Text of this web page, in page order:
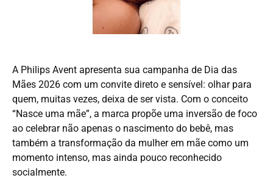
A Philips Avent apresenta sua campanha de Dia das
Mães 2026 com um convite direto e sensível: olhar para
quem, muitas vezes, deixa de ser vista. Com o conceito
“Nasce uma mãe”, a marca propõe uma inversão de foco
ao celebrar não apenas o nascimento do bebê, mas
também a transformação da mulher em mãe como um
momento intenso, mas ainda pouco reconhecido
socialmente.